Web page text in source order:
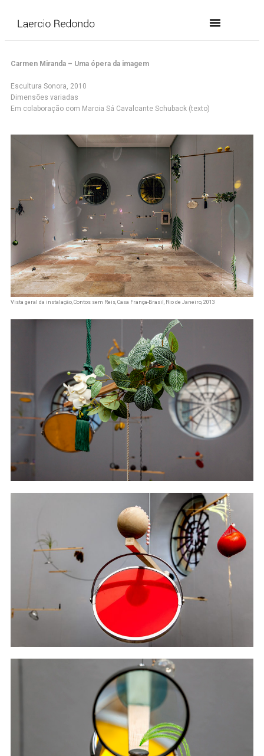
Carmen Miranda – Uma ópera da imagem
Escultura Sonora, 2010
Dimensões variadas
Em colaboração com Marcia Sá Cavalcante Schuback (texto)
Vista geral da instalação, Contos sem Reis, Casa França-Brasil, Rio de Janeiro, 2013